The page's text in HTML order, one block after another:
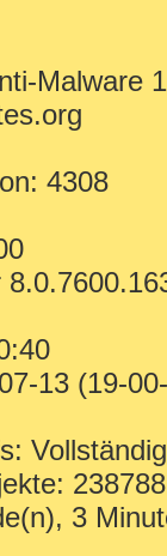
Malware
4308
13 (19-
238788
3